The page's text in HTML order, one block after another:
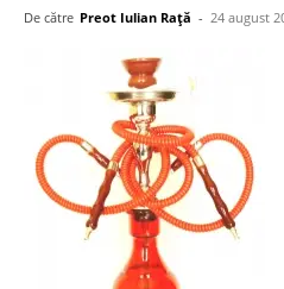
De către Preot Iulian Raţă - 24 august